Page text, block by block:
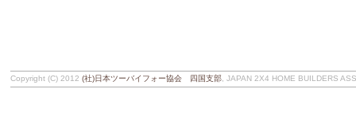
Copyright (C) 2012 (社)日本ツーバイフォー協会 四国支部 , JAPAN 2X4 HOME BUILDERS